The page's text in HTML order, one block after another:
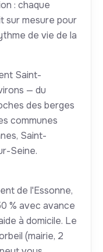
: chaque
sur mesure pour
de vie de la
Saint-
— du
des berges
communes
Saint-
Seine.
de l'Essonne,
% avec avance
à domicile. Le
(mairie, 2